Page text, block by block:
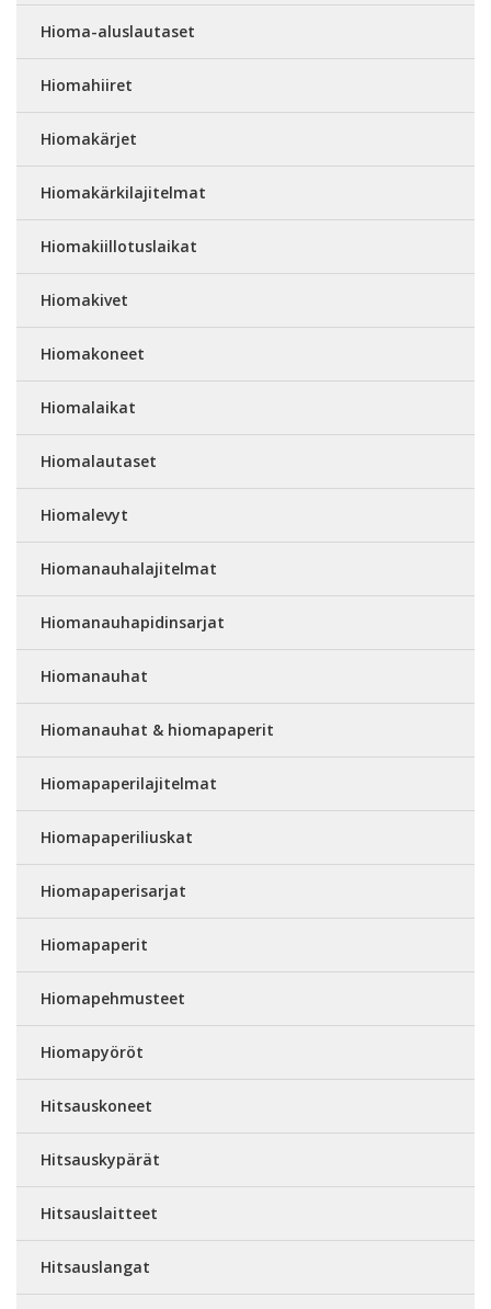
Hioma-aluslautaset
Hiomahiiret
Hiomakärjet
Hiomakärkilajitelmat
Hiomakiillotuslaikat
Hiomakivet
Hiomakoneet
Hiomalaikat
Hiomalautaset
Hiomalevyt
Hiomanauhalajitelmat
Hiomanauhapidinsarjat
Hiomanauhat
Hiomanauhat & hiomapaperit
Hiomapaperilajitelmat
Hiomapaperiliuskat
Hiomapaperisarjat
Hiomapaperit
Hiomapehmusteet
Hiomapyöröt
Hitsauskoneet
Hitsauskypärät
Hitsauslaitteet
Hitsauslangat